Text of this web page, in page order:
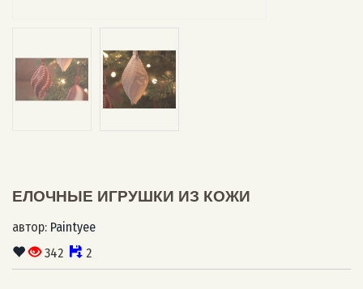
ЕЛОЧНЫЕ ИГРУШКИ ИЗ КОЖИ
автор: Paintyee
342
2